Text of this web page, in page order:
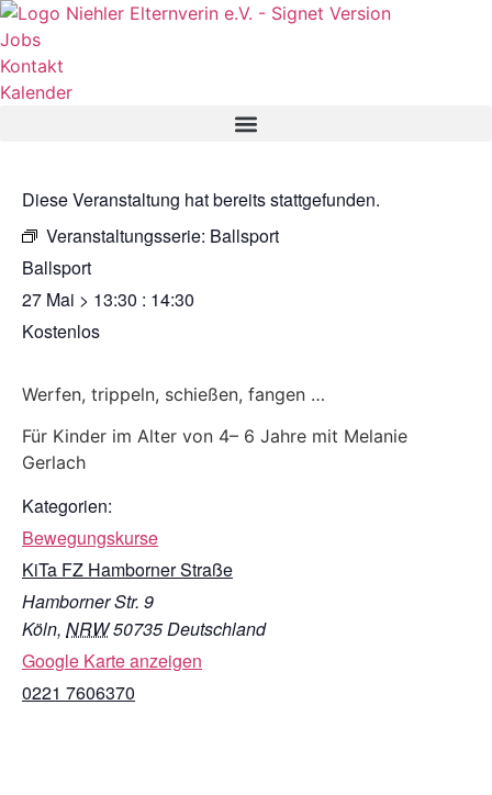
Zum
Inhalt
springen
Jobs
Kontakt
Kalender
Diese Veranstaltung hat bereits stattgefunden.
Veranstaltungsserie: Ballsport
Ballsport
27 Mai > 13:30 : 14:30
Kostenlos
Werfen, trippeln, schießen, fangen …
Für Kinder im Alter von 4– 6 Jahre mit Melanie
Gerlach
Kategorien:
Bewegungskurse
KiTa FZ Hamborner Straße
Hamborner Str. 9
Köln, NRW50735Deutschland
Google Karte anzeigen
0221 7606370